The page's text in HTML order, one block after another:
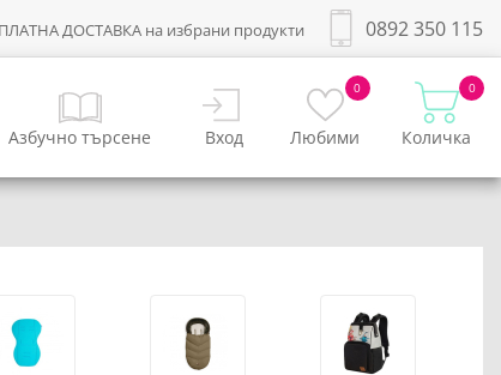
0892 350 115
ДОСТАВКА на избрани продукти
Азбучно търсене Вход
0
Любими
0
Количка